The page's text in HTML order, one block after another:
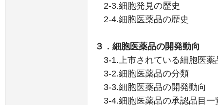
2-3.細胞発見の歴史
2-4.細胞医薬品の歴史
３．細胞医薬品の開発動向
3-1.上市されている細胞医薬
3-2.細胞医薬品の分類
3-3.細胞医薬品の開発動向
3-4.細胞医薬品の承認品目一